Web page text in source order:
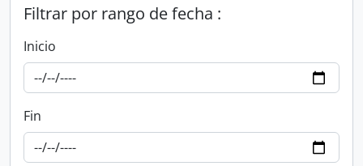
Filtrar por rango de fecha :
Inicio
Fin